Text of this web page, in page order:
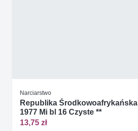
Narciarstwo
Republika Środkowoafrykańska
1977 Mi bl 16 Czyste **
13,75 zł